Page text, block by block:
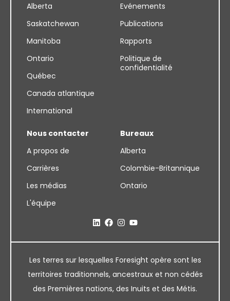
Alberta
Saskatchewan
Manitoba
Ontario
Québec
Canada atlantique
International
Evénements
Publications
Rapports
Politique de
confidentialité
Nous contacter
A propos de
Carrières
Les médias
L'équipe
Bureaux
Alberta
Colombie-Britannique
Ontario
Les terres sur lesquelles Foresight opère sont les
territoires traditionnels, ancestraux et non cédés
des Premières nations, des Inuits et des Métis.